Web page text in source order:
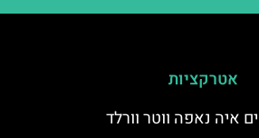
אטרקציות
איה נאפה ווטר וורלד